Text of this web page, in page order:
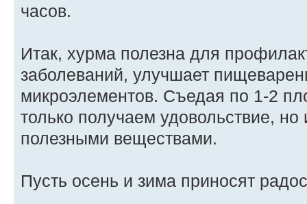
часов.
Итак, хурма полезна для
заболеваний, улучшает
микроэлементов. Съедая по 1-2
только получаем удовольствие,
полезными веществами.
Пусть осень и зима приносят